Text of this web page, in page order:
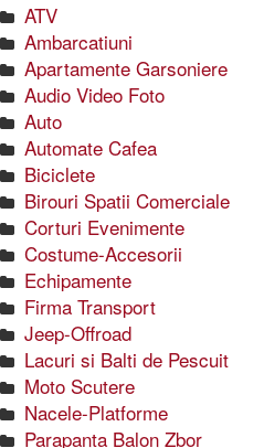
CONTACT
ATV
Ambarcatiuni
Apartamente Garsoniere
Audio Video Foto
Auto
Automate Cafea
Biciclete
Birouri Spatii Comerciale
Corturi Evenimente
Costume-Accesorii
Echipamente
Firma Transport
Jeep-Offroad
Lacuri si Balti de Pescuit
Moto Scutere
Nacele-Platforme
Parapanta Balon Zbor